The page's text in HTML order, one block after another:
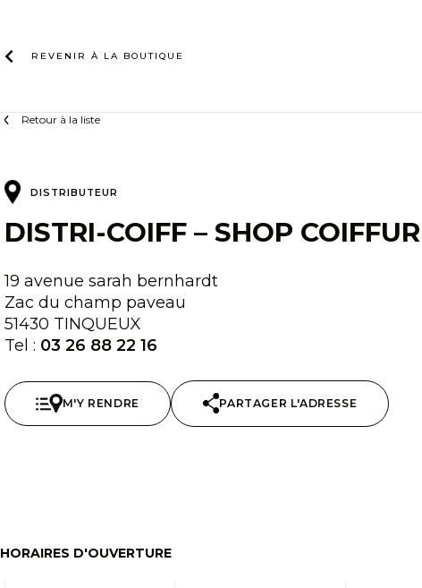
contentREVENIR À LA BOUTIQUE
Retour à la liste
DISTRIBUTEUR
DISTRI-COIFF – SHOP
19 avenue sarah bernhardt
Zac du champ paveau
51430 TINQUEUX
Tel : 03 26 88 22 16
M'Y RENDRE PARTAGER L'ADRESSE
HORAIRES D'OUVERTURE